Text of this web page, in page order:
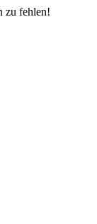
zu fehlen!